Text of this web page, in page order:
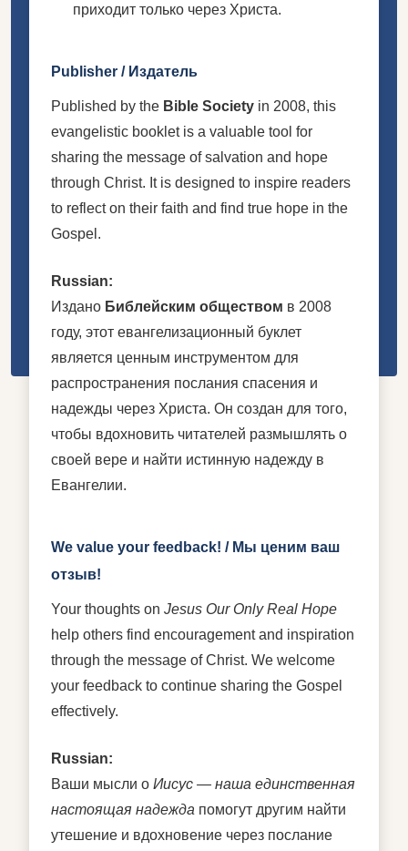
приходит только через Христа.
Publisher / Издатель
Published by the Bible Society in 2008, this
evangelistic booklet is a valuable tool for
sharing the message of salvation and hope
through Christ. It is designed to inspire readers
to reflect on their faith and find true hope in the
Gospel.
Russian:
Издано Библейским обществом в 2008
году, этот евангелизационный буклет
является ценным инструментом для
распространения послания спасения и
надежды через Христа. Он создан для того,
чтобы вдохновить читателей размышлять о
своей вере и найти истинную надежду в
Евангелии.
We value your feedback! / Мы ценим ваш
отзыв!
Your thoughts on Jesus Our Only Real Hope
help others find encouragement and inspiration
through the message of Christ. We welcome
your feedback to continue sharing the Gospel
effectively.
Russian:
Ваши мысли о Иисус — наша единственная
настоящая надежда помогут другим найти
утешение и вдохновение через послание